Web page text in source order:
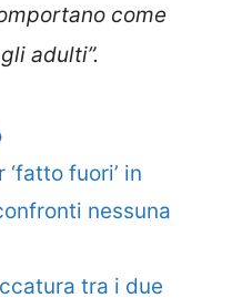
come
adulti”.
fuori’ in
nessuna
tra i due